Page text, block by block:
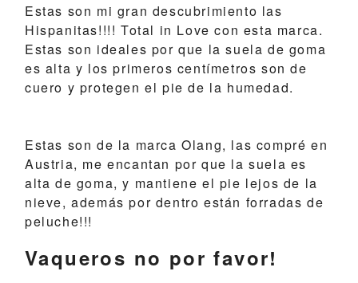
Estas son mi gran descubrimiento las
Hispanitas!!!! Total in Love con esta marca.
Estas son ideales por que la suela de goma
es alta y los primeros centímetros son de
cuero y protegen el pie de la humedad.
Estas son de la marca Olang, las compré en
Austria, me encantan por que la suela es
alta de goma, y mantiene el pie lejos de la
nieve, además por dentro están forradas de
peluche!!!
Vaqueros no por favor!